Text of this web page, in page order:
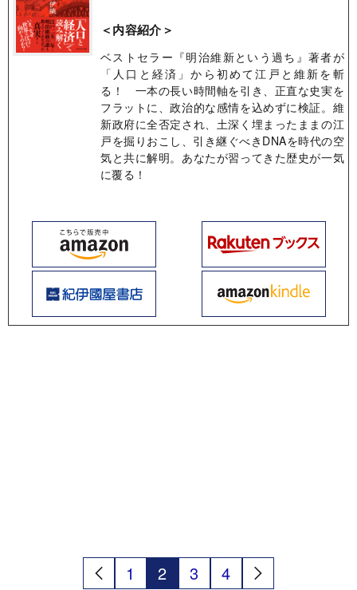
＜内容紹介＞
ベストセラー『明治維新という過ち』著者が
「人口と経済」から初めて江戸と維新を斬
る！ 一本の長い時間軸を引き、正直な史実を
フラットに、政治的な感情を込めずに検証。維
新政府に全否定され、土深く埋まったままの江
戸を掘りおこし、引き継ぐべきDNAを時代の空
気と共に解明。あなたが習ってきた歴史が一気
に覆る！
1 2 3 4